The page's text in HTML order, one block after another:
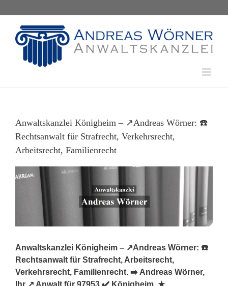
content
Anwaltskanzlei Königheim – ↗️Andreas Wörner: ☎️
Rechtsanwalt für Strafrecht, Verkehrsrecht,
Arbeitsrecht, Familienrecht
Anwaltskanzlei Königheim – ↗️Andreas Wörner: ☎️
Rechtsanwalt für Strafrecht, Arbeitsrecht,
Verkehrsrecht, Familienrecht. ➡️ Andreas Wörner,
Ihr ↗️ Anwalt für 97953 ✔️ Königheim. ★